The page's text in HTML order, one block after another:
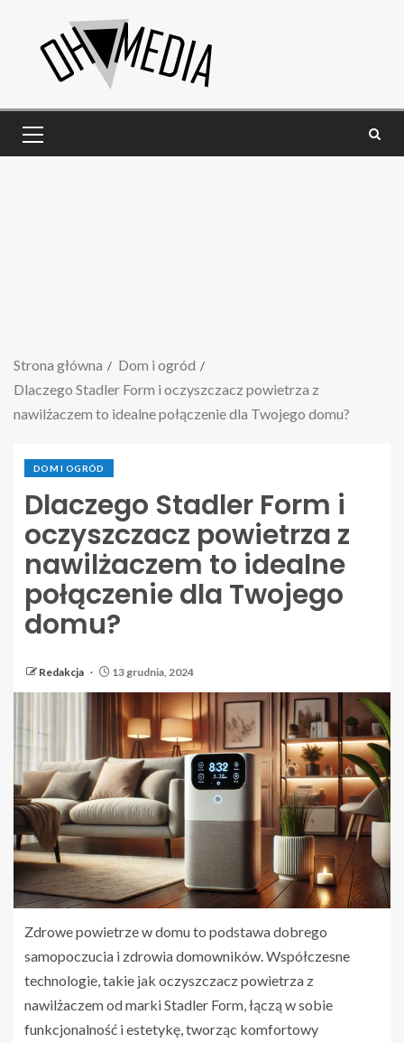
Strona główna
Dom i ogród
Dlaczego Stadler Form i oczyszczacz powietrza z
nawilżaczem to idealne połączenie dla Twojego domu?
DOM I OGRÓD
Dlaczego Stadler Form i
oczyszczacz powietrza z
nawilżaczem to idealne
połączenie dla Twojego
domu?
Redakcja 13 grudnia, 2024
Zdrowe powietrze w domu to podstawa dobrego
samopoczucia i zdrowia domowników. Współczesne
technologie, takie jak oczyszczacz powietrza z
nawilżaczem od marki Stadler Form, łączą w sobie
funkcjonalność i estetykę, tworząc komfortowy